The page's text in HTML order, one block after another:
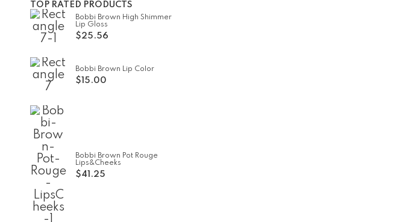
TOP RATED PRODUCTS
Bobbi Brown High Shimmer
Lip Gloss
$25.56
Bobbi Brown Lip Color
$ 15.00
Bobbi Brown Pot Rouge
Lips&Cheeks
$41.25